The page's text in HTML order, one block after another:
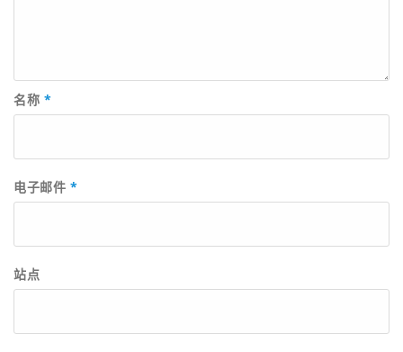
名称 *
电子邮件 *
站点